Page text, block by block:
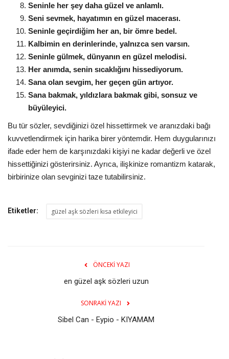
Seninle her şey daha güzel ve anlamlı.
Seni sevmek, hayatımın en güzel macerası.
Seninle geçirdiğim her an, bir ömre bedel.
Kalbimin en derinlerinde, yalnızca sen varsın.
Seninle gülmek, dünyanın en güzel melodisi.
Her anımda, senin sıcaklığını hissediyorum.
Sana olan sevgim, her geçen gün artıyor.
Sana bakmak, yıldızlara bakmak gibi, sonsuz ve
büyüleyici.
Bu tür sözler, sevdiğinizi özel hissettirmek ve aranızdaki bağı
kuvvetlendirmek için harika birer yöntemdir. Hem duygularınızı
ifade eder hem de karşınızdaki kişiyi ne kadar değerli ve özel
hissettiğinizi gösterirsiniz. Ayrıca, ilişkinize romantizm katarak,
birbirinize olan sevginizi taze tutabilirsiniz.
Etiketler: güzel aşk sözleri kısa etkileyici
ÖNCEKI YAZI
en güzel aşk sözleri uzun
SONRAKI YAZI
Sibel Can - Eypio - KIYAMAM